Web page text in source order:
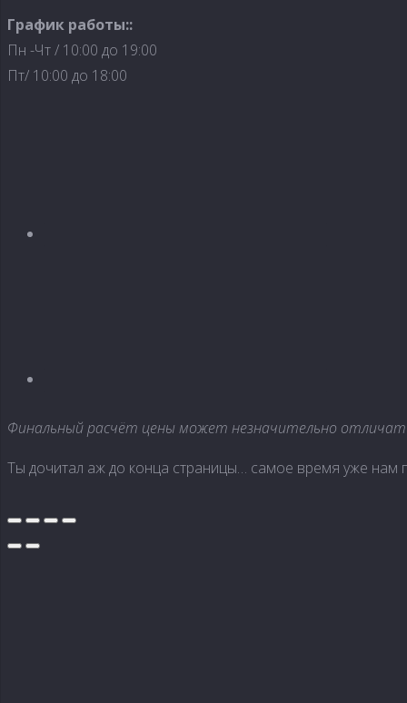
График работы::
Пн -Чт / 10:00 до 19:00
Пт/ 10:00 до 18:00
Финальный расчёт цены может незначительно
Ты дочитал аж до конца страницы… самое время уже нам